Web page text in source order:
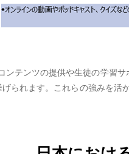
テンツの提供や生徒の学習
られます。これらの強みを